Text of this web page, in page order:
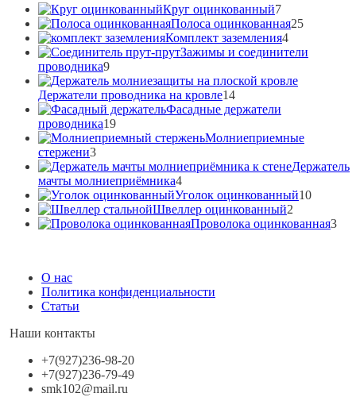
Круг оцинкованный77
товаров
Полоса оцинкованная2525
Комплект заземления44
товара
Зажимы и соединители
проводника99
товаров
Держатели проводника на кровле1414
товаров
Фасадные держатели
проводника1919
товаров
Молниеприемные
стержени33
товара
Держатель
мачты молниеприёмника44
товара
Уголок оцинкованный1010
Швеллер оцинкованный2
товара
Проволока оцинкованная33
наверх
О нас
Политика конфиденциальности
Статьи
Наши контакты
+7(927)236-98-20
+7(927)236-79-49
smk102@mail.ru